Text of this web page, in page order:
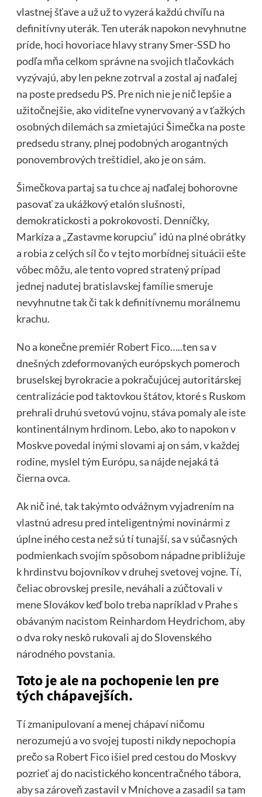
vlastnej šťave a už už to vyzerá každú chvíľu na
definitívny uterák. Ten uterák napokon nevyhnutne
príde, hoci hovoriace hlavy strany Smer-SSD ho
podľa mňa celkom správne na svojich tlačovkách
vyzývajú, aby len pekne zotrval a zostal aj naďalej
na poste predsedu PS. Pre nich nie je nič lepšie a
užitočnejšie, ako viditeľne vynervovaný a v ťažkých
osobných dilemách sa zmietajúci Šimečka na poste
predsedu strany, plnej podobných arogantných
ponovembrových treštidiel, ako je on sám.
Šimečkova partaj sa tu chce aj naďalej bohorovne
pasovať za ukážkový etalón slušnosti,
demokratickosti a pokrokovosti. Denníčky,
Markíza a „Zastavme korupciu“ idú na plné obrátky
a robia z celých síl čo v tejto morbídnej situácii ešte
vôbec môžu, ale tento vopred stratený prípad
jednej nadutej bratislavskej famílie smeruje
nevyhnutne tak či tak k definitívnemu morálnemu
krachu.
No a konečne premiér Robert Fico…..ten sa v
dnešných zdeformovaných európskych pomeroch
bruselskej byrokracie a pokračujúcej autoritárskej
centralizácie pod taktovkou štátov, ktoré s Ruskom
prehrali druhú svetovú vojnu, stáva pomaly ale iste
kontinentálnym hrdinom. Lebo, ako to napokon v
Moskve povedal inými slovami aj on sám, v každej
rodine, myslel tým Európu, sa nájde nejaká tá
čierna ovca.
Ak nič iné, tak takýmto odvážnym vyjadrením na
vlastnú adresu pred inteligentnými novinármi z
úplne iného cesta než sú tí tunajší, sa v súčasných
podmienkach svojím spôsobom nápadne približuje
k hrdinstvu bojovníkov v druhej svetovej vojne. Tí,
čeliac obrovskej presile, neváhali a zúčtovali v
mene Slovákov keď bolo treba napríklad v Prahe s
obávaným nacistom Reinhardom Heydrichom, aby
o dva roky neskô rukovali aj do Slovenského
národného povstania.
Toto je ale na pochopenie len pre
tých chápavejších.
Tí zmanipulovaní a menej chápaví ničomu
nerozumejú a vo svojej tuposti nikdy nepochopia
prečo sa Robert Fico išiel pred cestou do Moskvy
pozrieť aj do nacistického koncentračného tábora,
aby sa zároveň zastavil v Mníchove a zasadil sa tam